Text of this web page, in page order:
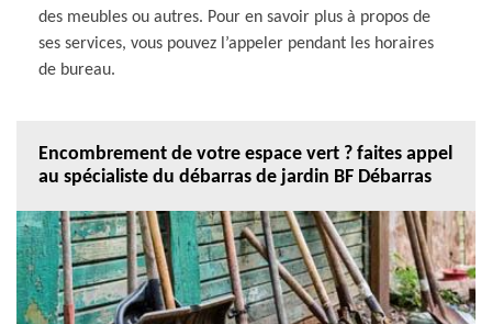
des meubles ou autres. Pour en savoir plus à propos de
ses services, vous pouvez l’appeler pendant les horaires
de bureau.
Encombrement de votre espace vert ? faites appel
au spécialiste du débarras de jardin BF Débarras